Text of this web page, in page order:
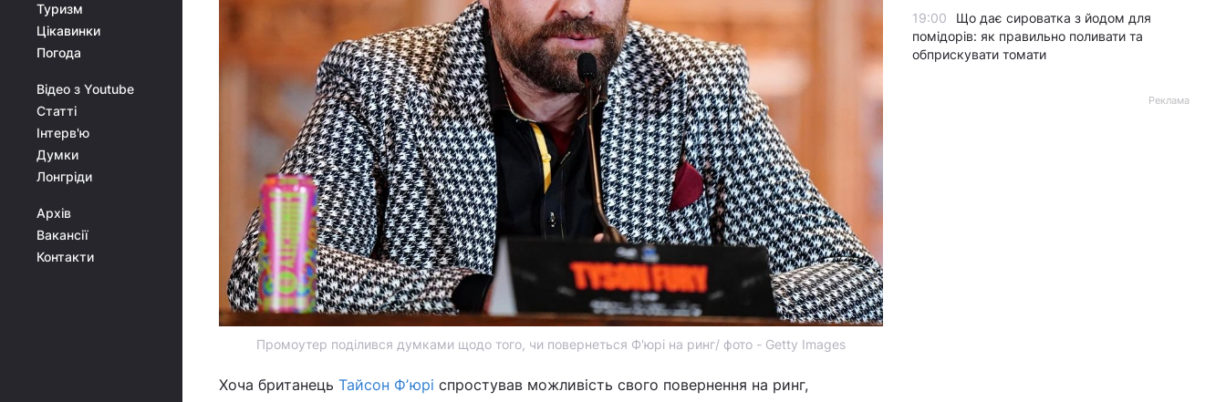
Туризм
Цікавинки
Погода
Відео з Youtube
Статті
Інтерв'ю
Думки
Лонгріди
Архів
Вакансії
Контакти
Промоутер поділився думками щодо того, чи повернеться Ф'юрі на ринг/ фото - Getty Images
Хоча британець Тайсон Фʼюрі спростував можливість свого повернення на ринг,
19:00
Що дає сироватка з йодом для
помідорів: як правильно поливати та
обприскувати томати
Реклама